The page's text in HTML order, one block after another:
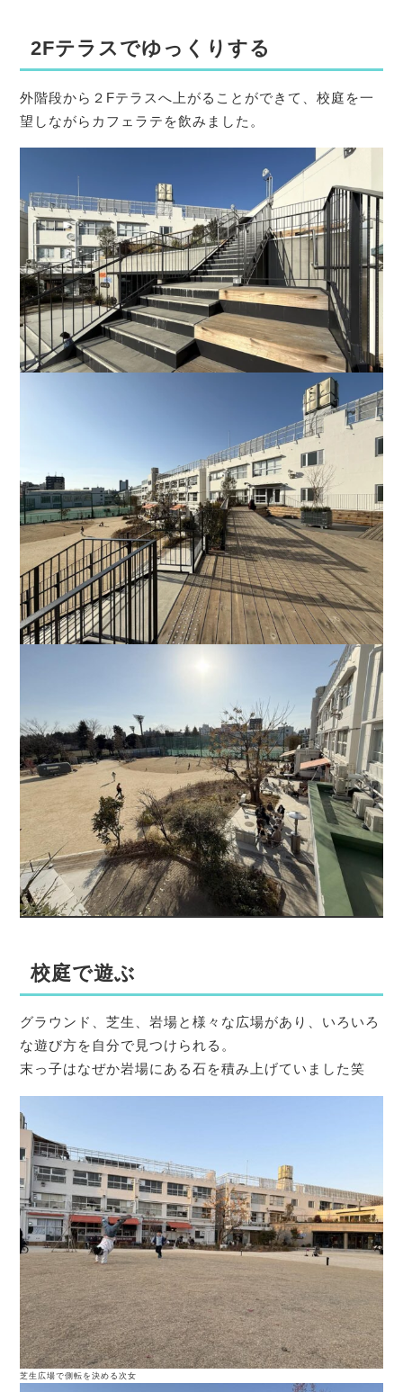
2Fテラスでゆっくりする
外階段から２Fテラスへ上がることができて、校庭を一
望しながらカフェラテを飲みました。
校庭で遊ぶ
グラウンド、芝生、岩場と様々な広場があり、いろいろ
な遊び方を自分で見つけられる。
末っ子はなぜか岩場にある石を積み上げていました笑
芝生広場で側転を決める次女